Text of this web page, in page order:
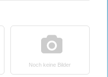
Noch keine Bilder